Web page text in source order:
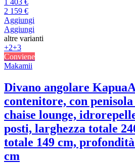
1 403 €
2 159 €
Aggiungi
Aggiungi
altre varianti
+2+3
Conviene
Makamii
Divano angolare Kapua
contenitore, con
chaise lounge,
posti, larghezza totale
totale 149 cm,
cm